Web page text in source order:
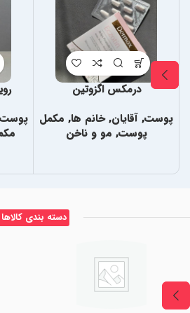
درمکس اگزوتین
پوست, آقایان,خانم ها, مکمل
پوست, مو و ناخن
پوست
دسته بندی کالاها